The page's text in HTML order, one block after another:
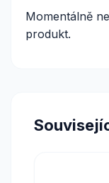
Momentálně
produkt.